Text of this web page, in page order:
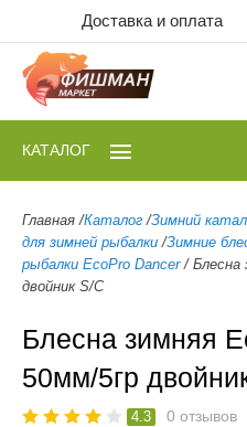
Доставка и оплата
КАТАЛОГ
Главная /Каталог /Зимний
для зимней рыбалки /Зимние
рыбалки EcoPro Dancer / Блесна
двойник S/C
Блесна зимняя
50мм/5гр
4.3 0 отзывов